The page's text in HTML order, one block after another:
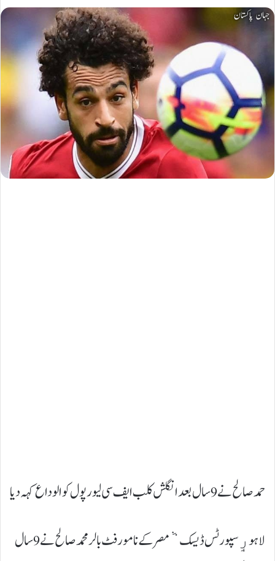
حمد صالح نے 9 سال بعد انگلش کلب ایف سی لیور پول کو الوداع کہہ دیا
لاہورٟ سپورٹس ڈیسک ٞ مصر کے نامور فٹ بالر محمد صالح نے 9 سال